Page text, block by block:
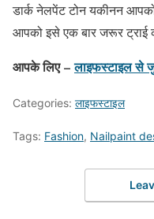
डार्क नेलपेंट टोन यकीनन
आपको इसे एक बार जरूर ट्राई
आपके लिए –लाइफस्टाइलसे
Categories: लाइफस्टाइल
Tags: Fashion, Nailpaint